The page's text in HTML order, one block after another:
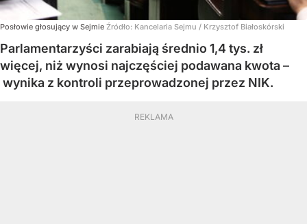
Posłowie głosujący w Sejmie Źródło: Kancelaria Sejmu / Krzysztof Białoskórski
Parlamentarzyści zarabiają średnio 1,4 tys. zł
więcej, niż wynosi najczęściej podawana kwota –
wynika z kontroli przeprowadzonej przez NIK.